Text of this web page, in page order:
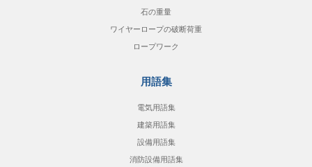
石の重量
ワイヤーロープの破断荷重
ロープワーク
用語集
電気用語集
建築用語集
設備用語集
消防設備用語集